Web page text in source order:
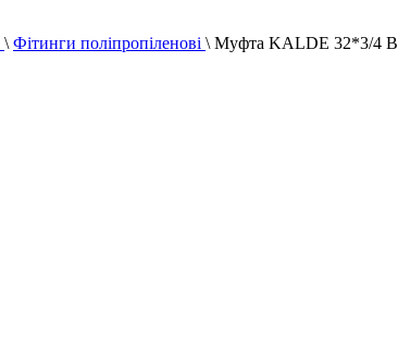
\ Фітинги поліпропіленові \ Муфта KALDE 32*3/4 В